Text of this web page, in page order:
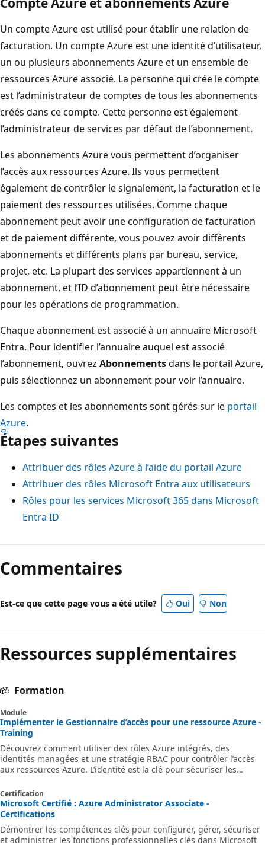
Un compte Azure est utilisé pour établir une relation de
facturation. Un compte Azure est une identité d’utilisateur,
un ou plusieurs abonnements Azure et un ensemble de
ressources Azure associé. La personne qui crée le compte
est l’administrateur de comptes de tous les abonnements
créés dans ce compte. Cette personne est également
l’administrateur de services par défaut de l’abonnement.
Les abonnements Azure vous permettent d’organiser
l’accès aux ressources Azure. Ils vous permettent
également de contrôler le signalement, la facturation et le
paiement des ressources utilisées. Comme chaque
abonnement peut avoir une configuration de facturation
et de paiement différente, vous pouvez avoir différents
abonnements et différents plans par bureau, service,
projet, etc. La plupart des services appartiennent à un
abonnement, et l’ID d’abonnement peut être nécessaire
pour les opérations de programmation.
Chaque abonnement est associé à un annuaire Microsoft
Entra. Pour identifier l’annuaire auquel est associé
l’abonnement, ouvrez Abonnementsdans le portail Azure,
puis sélectionnez un abonnement pour voir l’annuaire.
Les comptes et les abonnements sont gérés sur le portail
Azure.
Étapes suivantes
Attribuer des rôles Azure à l’aide du portail Azure
Attribuer des rôles Microsoft Entra aux utilisateurs
Rôles pour les services Microsoft 365 dans Microsoft
Entra ID
Commentaires
Est-ce que cette page vous a été utile? Oui Non
Ressources supplémentaires
Formation
Module
Implémenter le Gestionnaire d’accès pour une ressource Azure -
Training
Découvrez comment utiliser des rôles Azure intégrés, des
identités managées et une stratégie RBAC pour contrôler l’accès
aux ressources Azure. L’identité est la clé pour sécuriser les
Certification
Microsoft Certifié : Azure Administrator Associate -
Certifications
Démontrer les compétences clés pour configurer, gérer, sécuriser
et administrer les fonctions professionnelles clés dans Microsoft